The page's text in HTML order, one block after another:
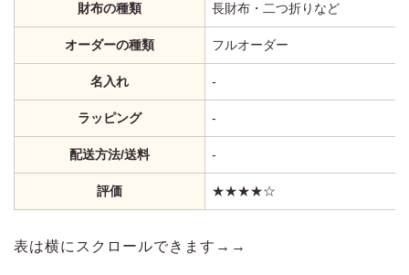
財布の種類 長財布・二つ折りなど
オーダーの種類 フルオーダー
名入れ ‐
ラッピング ‐
配送方法/送料 ‐
評価 ★★★★☆
表は横にスクロールできます→→